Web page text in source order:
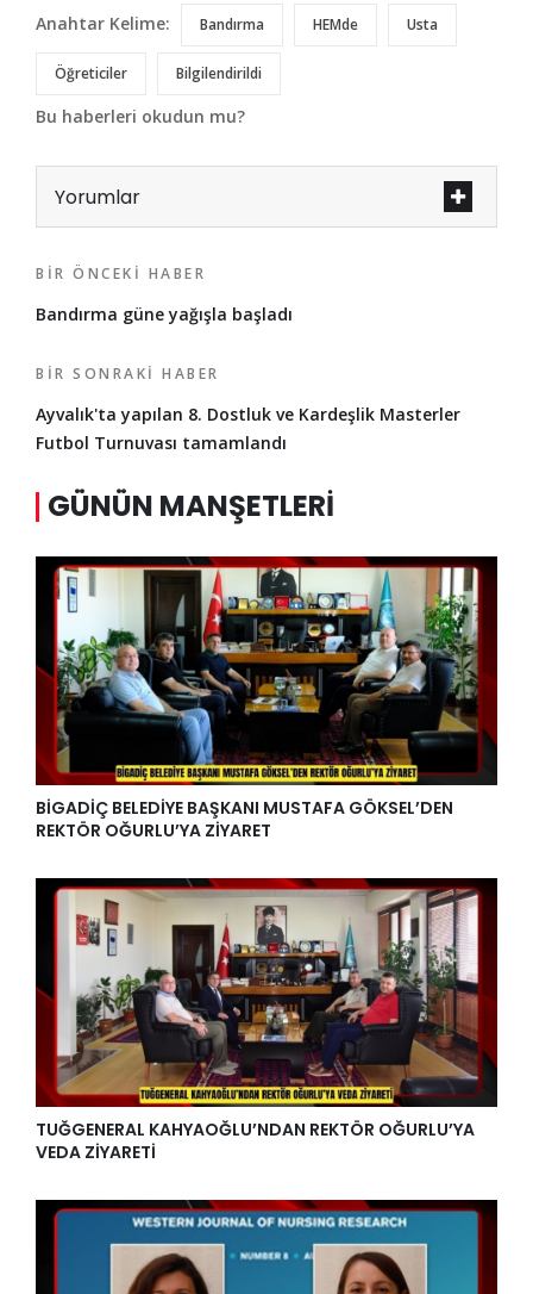
Anahtar Kelime: Bandırma HEMde Usta
Öğreticiler Bilgilendirildi
Bu haberleri okudun mu?
Yorumlar
BIR ÖNCEKI HABER
Bandırma güne yağışla başladı
BIR SONRAKI HABER
Ayvalık'ta yapılan 8. Dostluk ve Kardeşlik Masterler
Futbol Turnuvası tamamlandı
GÜNÜN MANŞETLERI
BİGADİÇ BELEDİYE BAŞKANI MUSTAFA GÖKSEL’DEN
REKTÖR OĞURLU’YA ZİYARET
TUĞGENERAL KAHYAOĞLU’NDAN REKTÖR OĞURLU’YA
VEDA ZİYARETİ